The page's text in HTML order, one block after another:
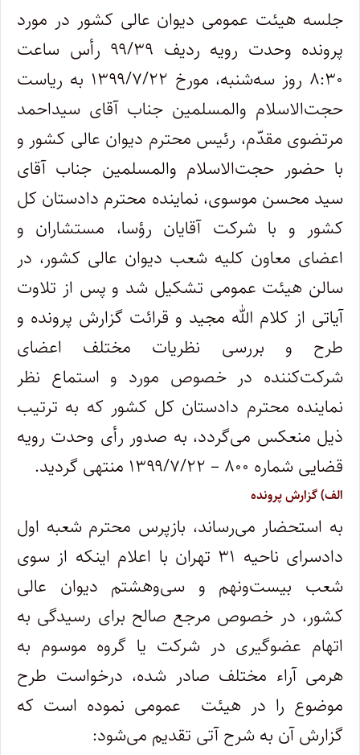
جلسه هیئت ‌عمومی دیوان عالی کشور در مورد
پرونده وحدت رویه ردیف ۹۹/۳۹ رأس ساعت
۸:۳۰ روز سه‌شنبه، مورخ ۱۳۹۹/۷/۲۲ به ‌ریاست
حجت‌الاسلام‌ والمسلمین جناب آقای سیداحمد
مرتضوی مقدّم، رئیس محترم دیوان ‌‌عالی ‌‌کشور و
با حضور حجت‌الاسلام‌ والمسلمین جناب آقای
سید محسن موسوی، نماینده محترم دادستان ‌کل‌
کشور و با شرکت آقایان رؤسا، مستشاران و
اعضای ‌معاون کلیه شعب دیوان‌ عالی‌ کشور، در
سالن هیئت‌ عمومی تشکیل شد و پس از تلاوت
آیاتی از کلام الله مجید و قرائت گزارش ‌پرونده و
طرح و بررسی نظریات مختلف اعضای
شرکت‌‌کننده در خصوص مورد و استماع نظر
نماینده محترم دادستان ‌کل‌ کشور که به ‌ترتیب‌
ذیل منعکس ‌می‌گردد، به ‌صدور رأی وحدت‌ رویه
‌قضایی شماره ۸۰۰ – ۱۳۹۹/۷/۲۲ منتهی گردید.
الف) گزارش پرونده
به استحضار می‌رساند، بازپرس محترم شعبه اول
دادسرای ناحیه ۳۱ تهران با اعلام اینکه از سوی
شعب بیست‌ونهم و سی‌وهشتم دیوان عالی
کشور، در خصوص مرجع صالح برای رسیدگی به
اتهام عضو‌گیری در شرکت یا گروه موسوم به
هرمی آراء مختلف صادر شده، درخواست طرح
موضوع را در هیئت ‌ عمومی نموده است که
گزارش آن به شرح آتی تقدیم می‌شود: